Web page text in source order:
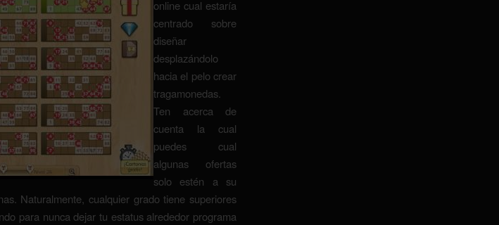
online cual estaría
centrado sobre
diseñar
desplazándolo
hacia el pelo crear
tragamonedas.
Ten acerca de
cuenta la cual
puedes cual
algunas ofertas
solo estén a su
Naturalmente, cualquier grado tiene superiores
para nunca dejar tu estatus alrededor programa